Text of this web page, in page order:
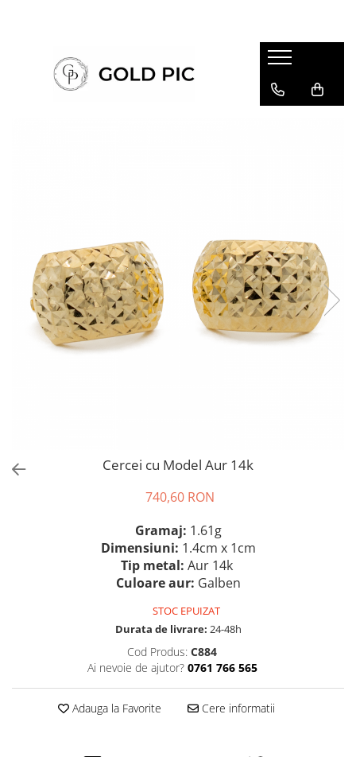
Cercei cu Model Aur 14k
740,60 RON
Gramaj: 1.61g
Dimensiuni: 1.4cm x 1cm
Tip metal: Aur 14k
Culoare aur: Galben
STOC EPUIZAT
Durata de livrare: 24-48h
Cod Produs: C884
Ai nevoie de ajutor? 0761 766 565
Adauga la Favorite Cere informatii